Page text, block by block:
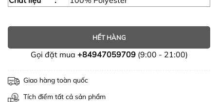
HẾT HÀNG
Gọi đặt mua +84947059709(9:00 - 21:00)
Giao hàng toàn quốc
Tích điểm tất cả sản phẩm